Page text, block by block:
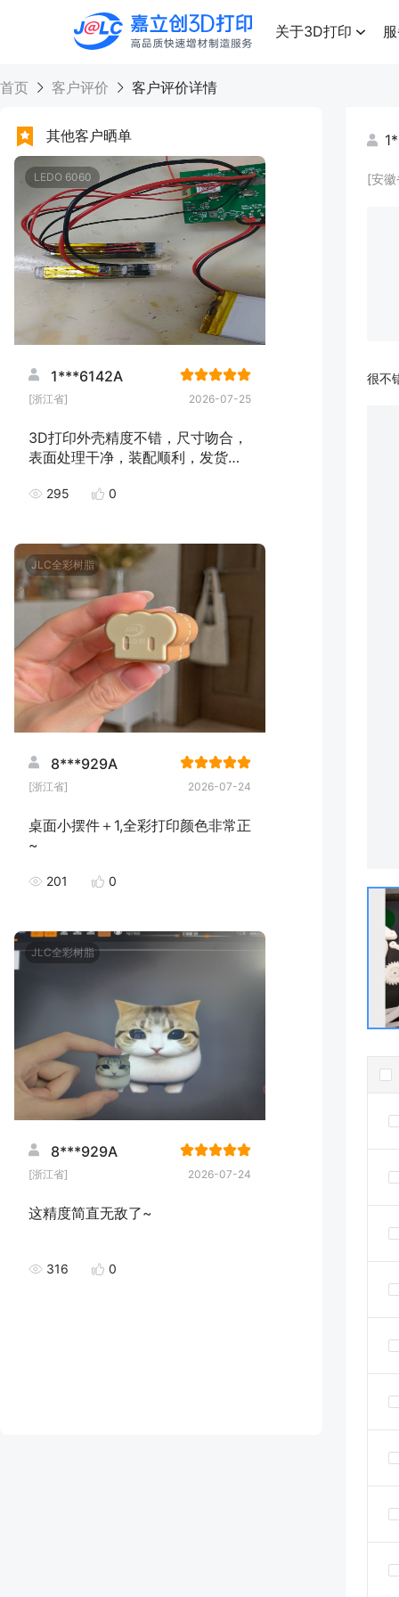
高品质快速增材制造服务
关于3D打印
首页 客户评价 客户评价详情
其他客户晒单
LEDO 6060
1***6142A
[浙江省] 2026-07-25
3D打印外壳精度不错，尺寸吻合，
表面处理干净，装配顺利，发货速
295 0
JLC全彩树脂
8***929A
[浙江省] 2026-07-24
桌面小摆件＋1,全彩打印颜色非常正
~
201 0
JLC全彩树脂
8***929A
[浙江省] 2026-07-24
这精度简直无敌了~
316 0
[安
很不